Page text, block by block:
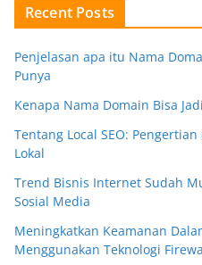
Recent Posts
Penjelasan apa itu Nama
Punya
Kenapa Nama Domain Bisa
Tentang Local SEO:
Lokal
Trend Bisnis Internet Sudah
Sosial Media
Meningkatkan Keamanan
Menggunakan Teknologi